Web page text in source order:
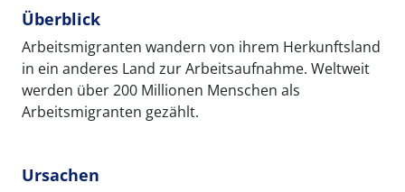
Überblick
Arbeitsmigranten wandern von ihrem Herkunftsland
in ein anderes Land zur Arbeitsaufnahme. Weltweit
werden über 200 Millionen Menschen als
Arbeitsmigranten gezählt.
Ursachen